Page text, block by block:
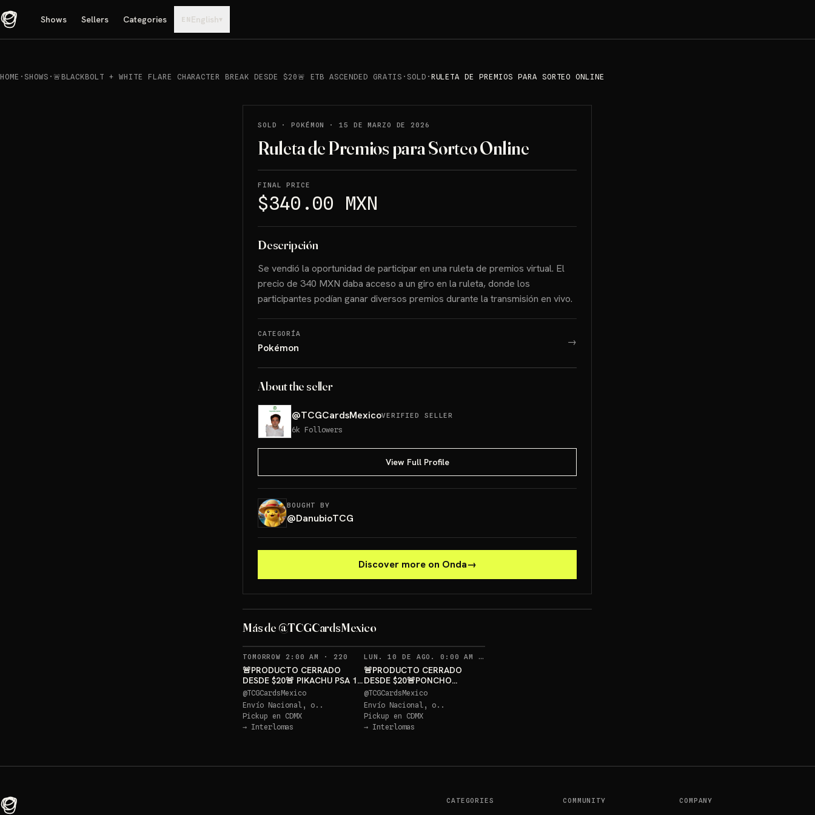
Shows Sellers Categories EN English▾
HOME · SHOWS · 🚨BLACKBOLT + WHITE FLARE CHARACTER BREAK DESDE $20🚨 ETB ASCENDED GRATIS · SOLD · RULETA DE PREMIOS PARA SORTEO ONLINE
SOLD ·POKÉMON · 15 DE MARZO DE 2026
Ruleta de Premios para Sorteo Online
FINAL PRICE
$340.00 MXN
Descripción
Se vendió la oportunidad de participar en una ruleta de premios virtual. El
precio de 340 MXN daba acceso a un giro en la ruleta, donde los
participantes podían ganar diversos premios durante la transmisión en vivo.
CATEGORÍA
Pokémon →
About the seller
@TCGCardsMexicoVERIFIED SELLER
6k Followers
View Full Profile
BOUGHT BY
@DanubioTCG
Discover more on Onda→
Más de @TCGCardsMexico
Sorteo: PIKACHU PSA 10 GRATIS →
TOMORROW 2:00 AM · 220 RECORDATORIOS
🚨PRODUCTO CERRADO
DESDE $20🚨 PIKACHU PSA 10
GRATIS
@TCGCardsMexico
Envío Nacional, o..
Pickup en CDMX
→ Interlomas
PONCHO PIKACHU PSA 10
LUN. 10 DE AGO. 0:00 AM ·
🚨PRODUCTO CERRADO
DESDE $20🚨PONCHO
PIKACHU PSA 10 GRATIS
@TCGCardsMexico
Envío Nacional, o..
Pickup en CDMX
→ Interlomas
CATEGORIES COMMUNITY COMPANY